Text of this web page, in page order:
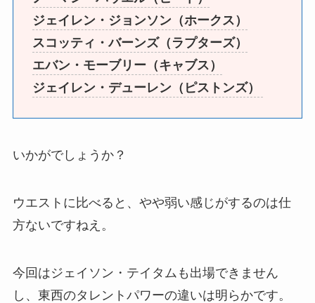
ジェイレン・ジョンソン（ホークス）
スコッティ・バーンズ（ラプターズ）
エバン・モーブリー（キャブス）
ジェイレン・デューレン（ピストンズ）
いかがでしょうか？
ウエストに比べると、やや弱い感じがするのは仕
方ないですねえ。
今回はジェイソン・テイタムも出場できません
し、東西のタレントパワーの違いは明らかです。